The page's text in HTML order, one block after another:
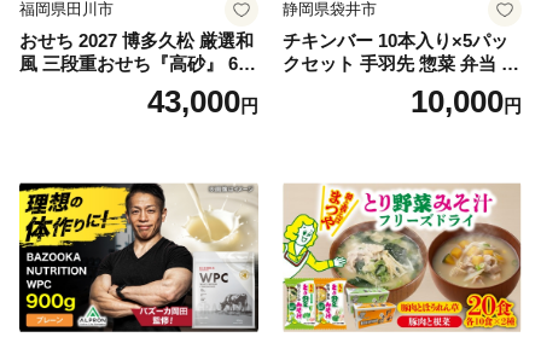
福岡県田川市
おせち 2027 博多久松 厳選和
風 三段重おせち『高砂』 6.5
寸 3段重 2～3人前 おせち料
理 重箱 お正月 冷凍おせち 縁
ち 本格おせち おせち予約 年
末 年始 お取り寄せ 新春 贅沢
おせち こだわりおせち 惣菜
老舗おせち ふるさと納税お
せち 御節 お節料理 正月 調理
不要 おせち料理2027
43,000円
静岡県袋井市
チキンバー 10本入り×5パッ
クセット 手羽先 惣菜 弁当 お
かず お酒 おつまみ ギフト キ
ャンプ アウトドア キャンプ
10,000円